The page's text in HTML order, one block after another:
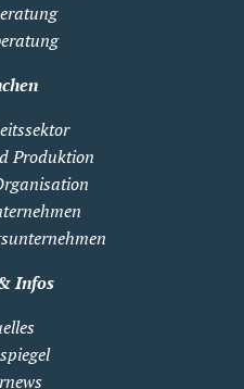
Produktion
Infos